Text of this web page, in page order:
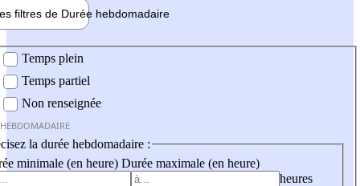
filtres de Durée hebdomadaire
Temps plein
Temps partiel
Non renseignée
la durée hebdomadaire :
minimale (en heure) Durée maximale (en heure)
heures